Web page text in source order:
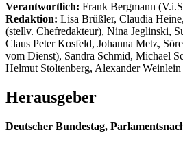
Verantwortlich: Frank Bergmann
Redaktion: Lisa Brüßler, Claudia
(stellv. Chefredakteur), Nina Jeglinski,
Claus Peter Kosfeld, Johanna Metz,
vom Dienst), Sandra Schmid, Michael
Helmut Stoltenberg, Alexander Weinlein
Herausgeber
Deutscher Bundestag,